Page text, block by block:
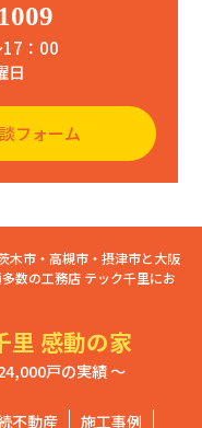
17：00
日
フォーム
木市・高槻市・摂津市と大阪
数の工務店 テック千里にお
里 感動の家
戸の実績 ～
不動産 施工事例